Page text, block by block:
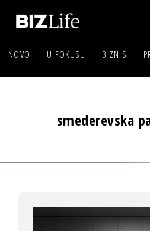
NOVO U FOKUSU BIZNIS
smederevska